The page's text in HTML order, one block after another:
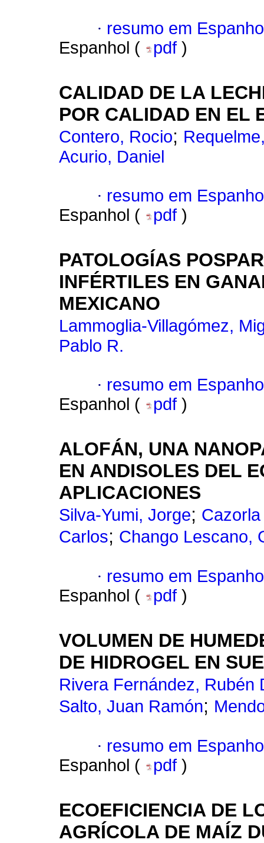
· resumo em
Espanhol (
pdf )
CALIDAD DE LA
POR CALIDAD EN EL
Contero, Rocio;
Acurio, Daniel
· resumo em
Espanhol (
pdf )
PATOLOGÍAS
INFÉRTILES EN
MEXICANO
Lammoglia-Villagómez,
Pablo R.
· resumo em
Espanhol (
pdf )
ALOFÁN, UNA
EN ANDISOLES DEL
APLICACIONES
Silva-Yumi, Jorge;
Carlos; Chango Lescano,
· resumo em
Espanhol (
pdf )
VOLUMEN DE
DE HIDROGEL EN
Rivera Fernández, Rubén
Salto, Juan Ramón;
· resumo em
Espanhol (
pdf )
ECOEFICIENCIA DE
AGRÍCOLA DE MAÍZ